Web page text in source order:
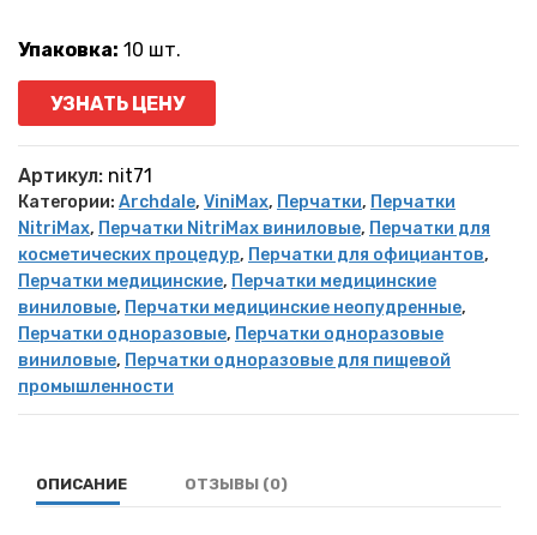
Упаковка: 10 шт.
УЗНАТЬ ЦЕНУ
Артикул: nit71
Категории: Archdale, ViniMax, Перчатки, Перчатки
NitriMax, Перчатки NitriMax виниловые, Перчатки для
косметических процедур, Перчатки для официантов,
Перчатки медицинские, Перчатки медицинские
виниловые, Перчатки медицинские неопудренные,
Перчатки одноразовые, Перчатки одноразовые
виниловые, Перчатки одноразовые для пищевой
промышленности
ОПИСАНИЕ ОТЗЫВЫ (0)